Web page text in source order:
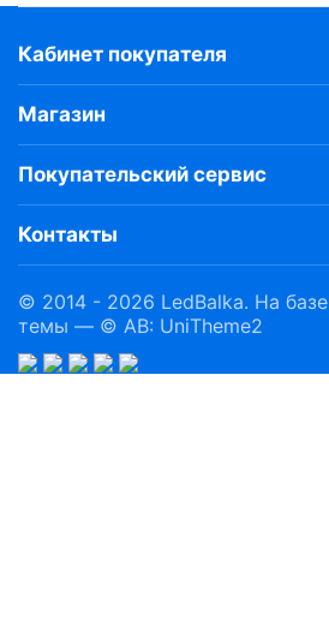
Кабинет покупателя
Магазин
Покупательский сервис
Контакты
© 2014 - 2026 LedBalka. На базе
темы — © AB: UniTheme2